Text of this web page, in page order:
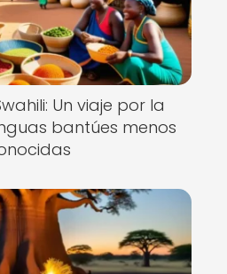
Un viaje por la
bantúes menos